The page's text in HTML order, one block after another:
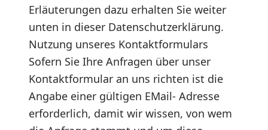
Erläuterungen dazu erhalten Sie weiter
unten in dieser Datenschutzerklärung.
Nutzung unseres Kontaktformulars
Sofern Sie Ihre Anfragen über unser
Kontaktformular an uns richten ist die
Angabe einer gültigen EMail- Adresse
erforderlich, damit wir wissen, von wem